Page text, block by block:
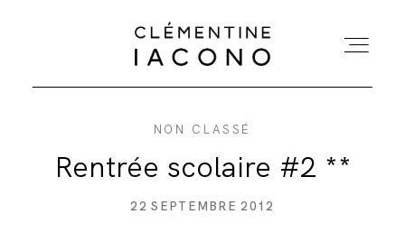
ACCUEIL
NON CLASSÉ
Rentrée scolaire #2 **
22 SEPTEMBRE 2012